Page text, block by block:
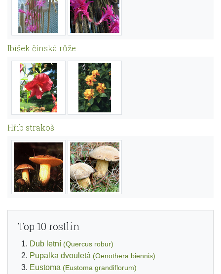
Ibišek čínská růže
Hřib strakoš
Top 10 rostlin
Dub letní (Quercus robur)
Pupalka dvouletá (Oenothera biennis)
Eustoma (Eustoma grandiflorum)